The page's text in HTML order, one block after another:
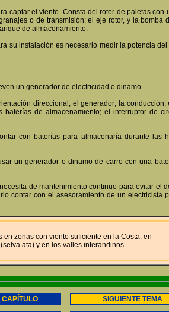
captar el viento. Consta del rotor de paletas con
o de transmisión; el eje rotor, y la bomba
de almacenamiento.
su instalación es necesario medir la potencia
un generador de electricidad o dinamo.
direccional; el generador; la conducción;
de almacenamiento; el interruptor de
con baterías para almacenaría durante las
un generador o dinamo de carro con una
de mantenimiento continuo para evitar el
contar con el asesoramiento de un electricista
zonas con viento suficiente en la Costa, en
ata) y en los valles interandinos.
CAPÍTULO SIGUIENTE TEMA